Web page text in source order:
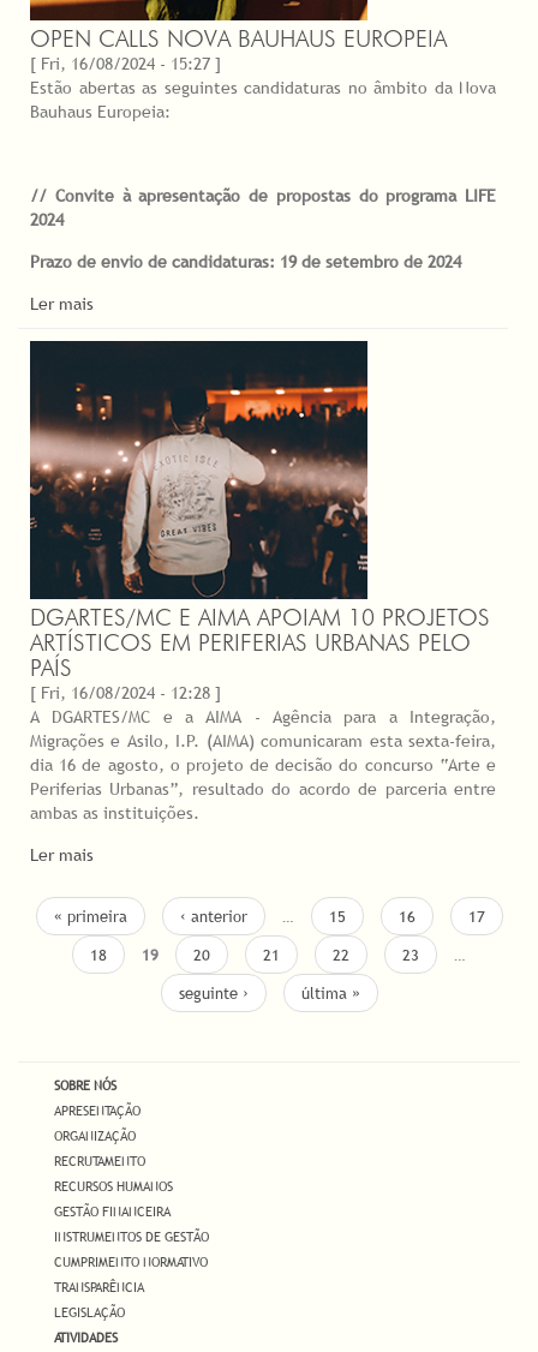
OPEN CALLS NOVA BAUHAUS EUROPEIA
[ Fri, 16/08/2024 - 15:27 ]
Estão abertas as seguintes candidaturas no âmbito da Nova
Bauhaus Europeia:
// Convite à apresentação de propostas do programa LIFE
2024
Prazo de envio de candidaturas: 19 de setembro de 2024
Ler mais
DGARTES/MC E AIMA APOIAM 10 PROJETOS
ARTÍSTICOS EM PERIFERIAS URBANAS PELO
PAÍS
[ Fri, 16/08/2024 - 12:28 ]
A DGARTES/MC e a AIMA - Agência para a Integração,
Migrações e Asilo, I.P. (AIMA) comunicaram esta sexta-feira,
dia 16 de agosto, o projeto de decisão do concurso “Arte e
Periferias Urbanas”, resultado do acordo de parceria entre
ambas as instituições.
Ler mais
PAGES« primeira ‹ anterior … 15 16
17
18
19 20 21 22 23
…
seguinte ›
última »
SOBRE NÓS
APRESENTAÇÃO
ORGANIZAÇÃO
RECRUTAMENTO
RECURSOS HUMANOS
GESTÃO FINANCEIRA
INSTRUMENTOS DE GESTÃO
CUMPRIMENTO NORMATIVO
TRANSPARÊNCIA
LEGISLAÇÃO
ATIVIDADES